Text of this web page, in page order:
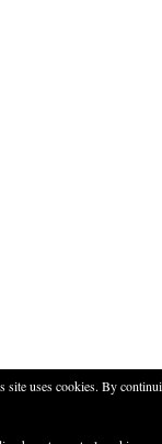
uses cookies. By